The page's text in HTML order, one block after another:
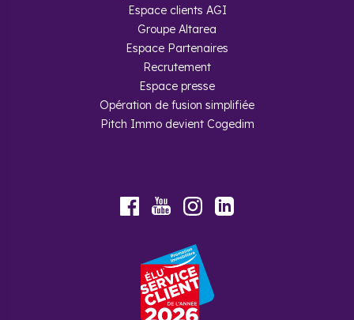
Espace clients AGI
Groupe Altarea
Espace Partenaires
Recrutement
Espace presse
Opération de fusion simplifiée
Pitch Immo devient Cogedim
FacebookYoutubeInstagram